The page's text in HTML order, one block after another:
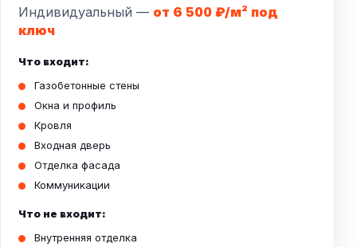
Индивидуальный — от 6 500 ₽/м² под
ключ
Что входит:
Газобетонные стены
Окна и профиль
Кровля
Входная дверь
Отделка фасада
Коммуникации
Что не входит:
Внутренняя отделка